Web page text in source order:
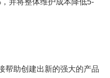
并将整体维护成本降低5-
帮助创建出新的强大的产品